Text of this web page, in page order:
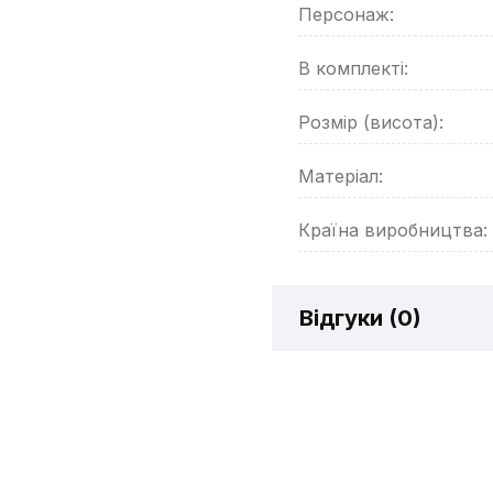
Персонаж:
В комплекті:
Розмір (висота):
Матеріал:
Країна виробництва:
Відгуки (0)